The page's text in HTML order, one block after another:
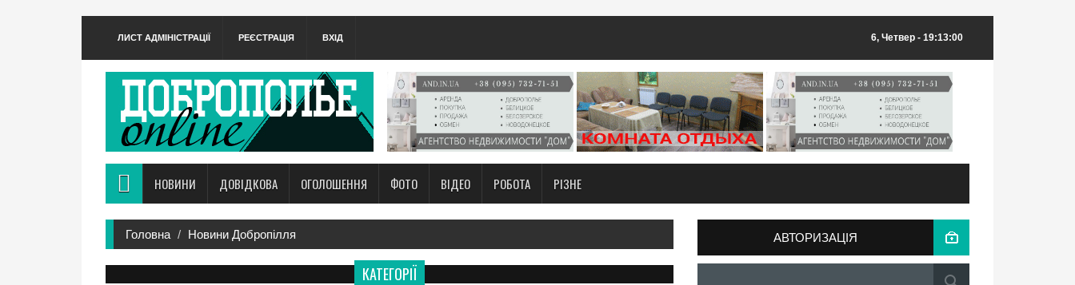
ЛИСТ АДМІНІСТРАЦІЇ РЕЄСТРАЦІЯ ВХІД 6, Четвер - 19:13:00
НОВИНИ ДОВІДКОВА ОГОЛОШЕННЯ ФОТО ВІДЕО РОБОТА РІЗНЕ
Головна Новини Добропілля
КАТЕГОРІЇ
АВТОРИЗАЦІЯ